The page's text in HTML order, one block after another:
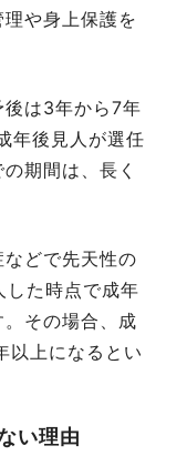
や身上保護を
後は3年から7年
年後見人が選任
期間は、長く
どで先天性の
した時点で成年
その場合、成
以上になるとい
い理由